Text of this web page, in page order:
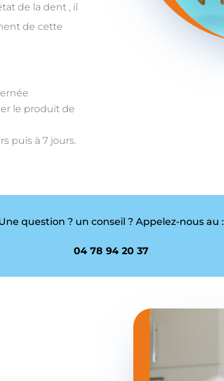
de la dent , il
de cette
le produit de
puis à 7 jours.
question ? un conseil ? Appelez-nous au :
04 78 94 20 37